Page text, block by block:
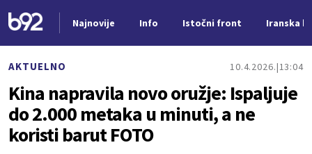
Najnovije Info Istočni front Iranska
AKTUELNO 10.4.2026. 13:04
Kina napravila novo oružje: Ispaljuje
do 2.000 metaka u minuti, a ne
koristi barut FOTO